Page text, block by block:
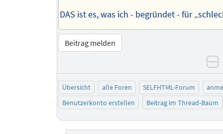
DAS ist es, was ich - begründet - für
Beitrag melden
Übersicht alle Foren SELFHTML-Forum
Benutzerkonto erstellen
Beitrag im Thread-Baum